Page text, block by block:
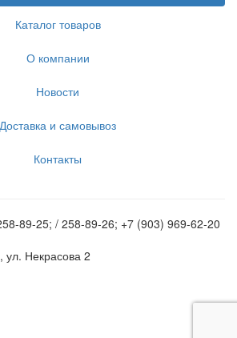
Каталог товаров
О компании
Новости
Доставка и самовывоз
Контакты
89-25; / 258-89-26; +7 (903) 969-62-20
Некрасова 2